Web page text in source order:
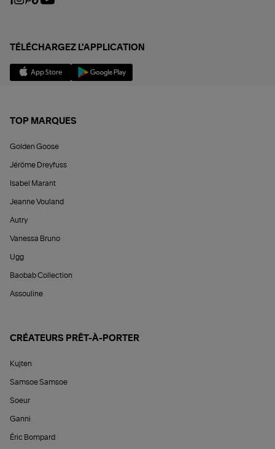
TÉLÉCHARGEZ L'APPLICATION
TOP MARQUES
Golden Goose
Jérôme Dreyfuss
Isabel Marant
Jeanne Vouland
Autry
Vanessa Bruno
Ugg
Baobab Collection
Assouline
CRÉATEURS PRÊT-À-PORTER
Kujten
Samsoe Samsoe
Soeur
Ganni
Éric Bompard